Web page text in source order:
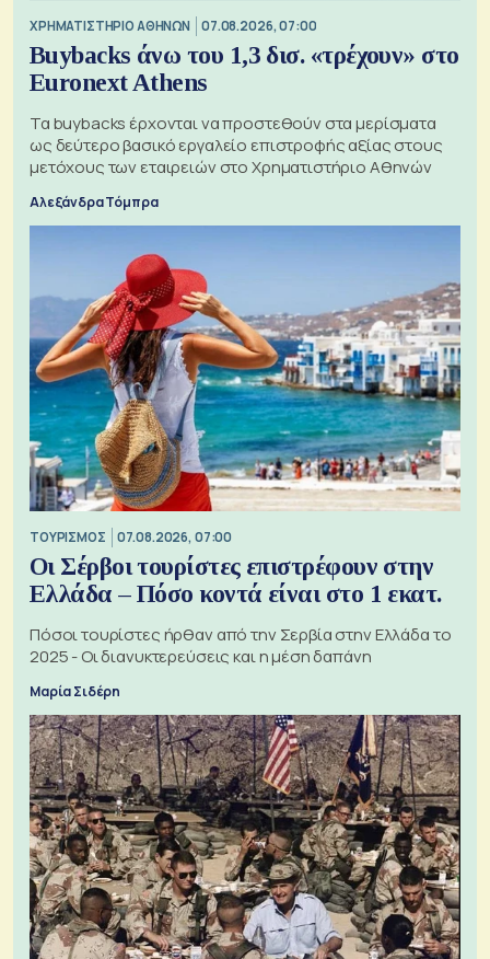
XΡΗΜΑΤΙΣΤΗΡΙΟ ΑΘΗΝΩΝ 07.08.2026, 07:00
Buybacks άνω του 1,3 δισ. «τρέχουν» στο
Euronext Athens
Τα buybacks έρχονται να προστεθούν στα μερίσματα
ως δεύτερο βασικό εργαλείο επιστροφής αξίας στους
μετόχους των εταιρειών στο Χρηματιστήριο Αθηνών
Αλεξάνδρα Τόμπρα
ΤΟΥΡΙΣΜΟΣ 07.08.2026, 07:00
Οι Σέρβοι τουρίστες επιστρέφουν στην
Ελλάδα – Πόσο κοντά είναι στο 1 εκατ.
Πόσοι τουρίστες ήρθαν από την Σερβία στην Ελλάδα το
2025 - Οι διανυκτερεύσεις και η μέση δαπάνη
Μαρία Σιδέρη